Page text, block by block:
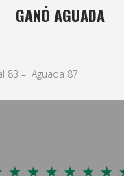
GANÓ AGUADA
83 – Aguada 87